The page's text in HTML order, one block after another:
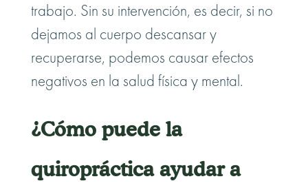
trabajo. Sin su intervención, es decir, si no
dejamos al cuerpo descansar y
recuperarse, podemos causar efectos
negativos en la salud física y mental.
¿Cómo puede la
quiropráctica ayudar a